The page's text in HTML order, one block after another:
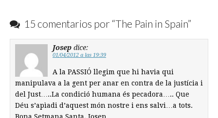
15 comentarios por “The Pain in Spain”
Josep dice:
01/04/2012 a las 19:39
A la PASSIÓ llegim que hi havia qui
manipulava a la gent per anar en contra de la justícia i
del Just…..La condició humana és pecadora….. Que
Déu s’apìadi d’aquest món nostre i ens salvi…a tots.
Bona Setmana Santa. Josep